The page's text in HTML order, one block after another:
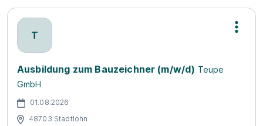
T
Ausbildung zum Bauzeichner (m/w/d) Teupe
GmbH
01.08.2026
48703 Stadtlohn